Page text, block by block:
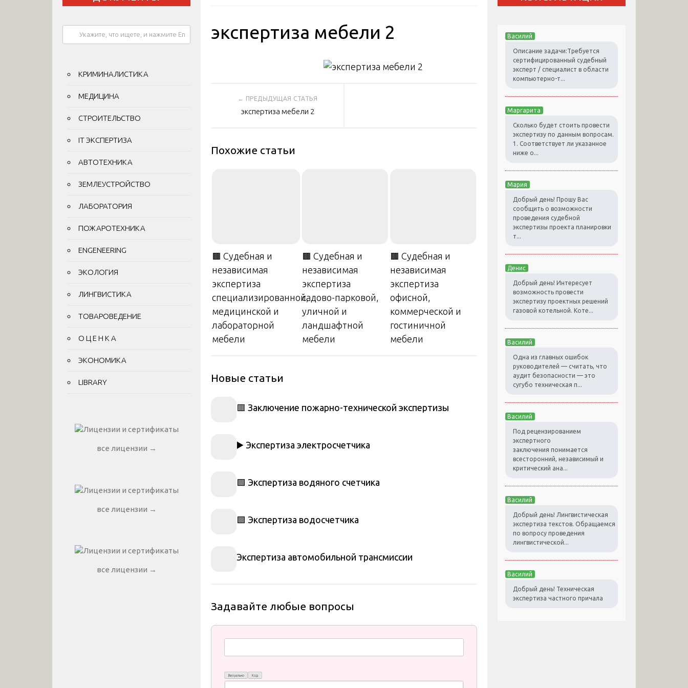
экспертиза мебели 2
Навигация
экспертиза мебели 2
Похожие статьи
🟫 Судебная и
независимая
экспертиза
специализированной,
медицинской и
лабораторной
мебели
🟫 Судебная и
независимая
экспертиза
садово-парковой,
уличной и
ландшафтной
мебели
🟫 Судебная и
независимая
экспертиза
офисной,
коммерческой и
гостиничной
мебели
Новые статьи
🟥 Заключение пожарно-технической экспертизы
▶️ Экспертиза электросчетчика
🟩 Экспертиза водяного счетчика
🟩 Экспертиза водосчетчика
Экспертиза автомобильной трансмиссии
Задавайте любые вопросы
Визуально Код
КРИМИНАЛИСТИКА
МЕДИЦИНА
СТРОИТЕЛЬСТВО
IT ЭКСПЕРТИЗА
АВТОТЕХНИКА
ЗЕМЛЕУСТРОЙСТВО
ЛАБОРАТОРИЯ
ПОЖАРОТЕХНИКА
ENGENEERING
ЭКОЛОГИЯ
ЛИНГВИСТИКА
ТОВАРОВЕДЕНИЕ
О Ц Е Н К А
ЭКОНОМИКА
LIBRARY
все лицензии →
все лицензии →
все лицензии →
Василий
Описание задачи:Требуется
сертифицированный судебный
эксперт / специалист в области
компьютерно-т...
Маргарита
Сколько будет стоить провести
экспертизу по данным вопросам.
1. Соответствует ли указанное
ниже о...
Мария
Добрый день! Прошу Вас
сообщить о возможности
проведения судебной
экспертизы проекта планировки
т...
Денис
Добрый день! Интересует
возможность провести
экспертизу проектных решений
газовой котельной. Коте...
Василий
Одна из главных ошибок
руководителей — считать, что
аудит безопасности — это
сугубо техническая п...
Василий
Под рецензированием
экспертного
заключения понимается
всесторонний, независимый и
критический ана...
Василий
Добрый день! Лингвистическая
экспертиза текстов. Обращаемся
по вопросу проведения
лингвистической...
Василий
Добрый день! Техническая
экспертиза частного причала